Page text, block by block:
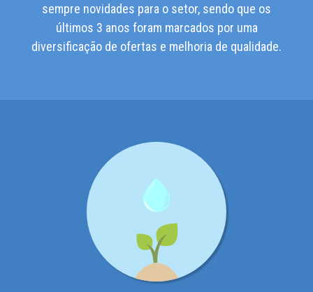
sempre novidades para o setor, sendo que os
últimos 3 anos foram marcados por uma
diversificação de ofertas e melhoria de qualidade.